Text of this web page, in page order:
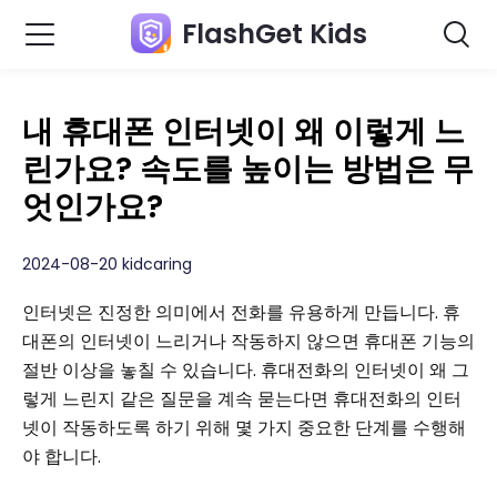
FlashGet Kids
내 휴대폰 인터넷이 왜 이렇게 느
린가요? 속도를 높이는 방법은 무
엇인가요?
2024-08-20 kidcaring
인터넷은 진정한 의미에서 전화를 유용하게 만듭니다. 휴
대폰의 인터넷이 느리거나 작동하지 않으면 휴대폰 기능의
절반 이상을 놓칠 수 있습니다. 휴대전화의 인터넷이 왜 그
렇게 느린지 같은 질문을 계속 묻는다면 휴대전화의 인터
넷이 작동하도록 하기 위해 몇 가지 중요한 단계를 수행해
야 합니다.